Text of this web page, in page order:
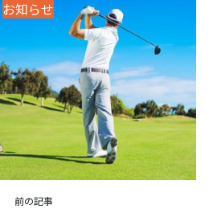
お知らせ
前の記事